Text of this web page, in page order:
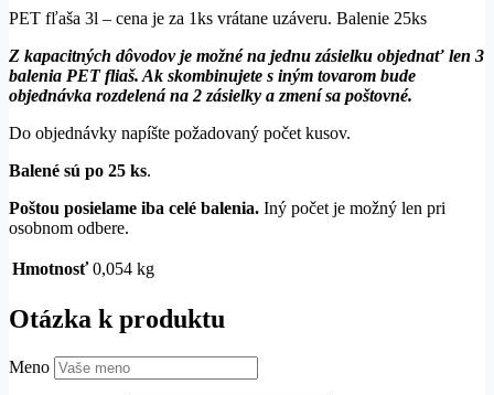
PET fľaša 3l – cena je za 1ks vrátane uzáveru. Balenie 25ks
Z kapacitných dôvodov je možné na jednu zásielku objednať len 3
balenia PET fliaš. Ak skombinujete s iným tovarom bude
objednávka rozdelená na 2 zásielky a zmení sa poštovné.
Do objednávky napíšte požadovaný počet kusov.
Balené sú po 25 ks.
Poštou posielame iba celé balenia. Iný počet je možný len pri
osobnom odbere.
Hmotnosť 0,054 kg
Otázka k produktu
Meno